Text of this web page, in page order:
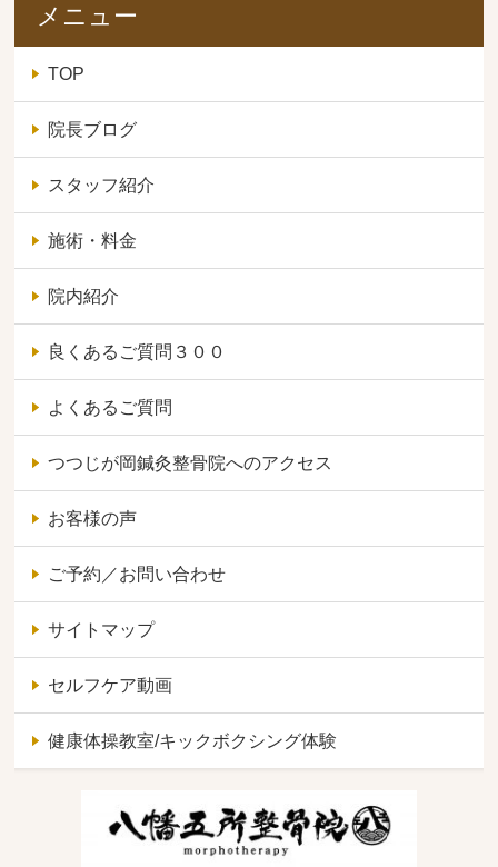
メニュー
TOP
院長ブログ
スタッフ紹介
施術・料金
院内紹介
良くあるご質問３００
よくあるご質問
つつじが岡鍼灸整骨院へのアクセス
お客様の声
ご予約／お問い合わせ
サイトマップ
セルフケア動画
健康体操教室/キックボクシング体験